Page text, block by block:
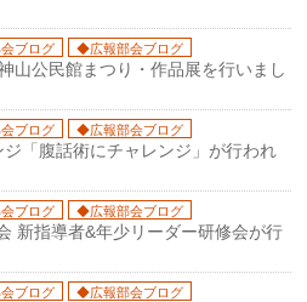
ブログ ◆広報部会ブログ
山公民館まつり・作品展を行いまし
ブログ ◆広報部会ブログ
「腹話術にチャレンジ」が行われ
ブログ ◆広報部会ブログ
新指導者&年少リーダー研修会が行
ブログ ◆広報部会ブログ